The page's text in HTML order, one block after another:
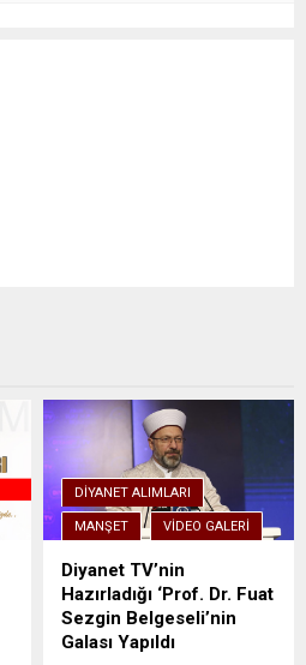
DIYANET ALIMLARI
MANŞET VIDEO GALERI
Diyanet TV’nin
Hazırladığı ‘Prof. Dr. Fuat
Sezgin Belgeseli’nin
Galası Yapıldı